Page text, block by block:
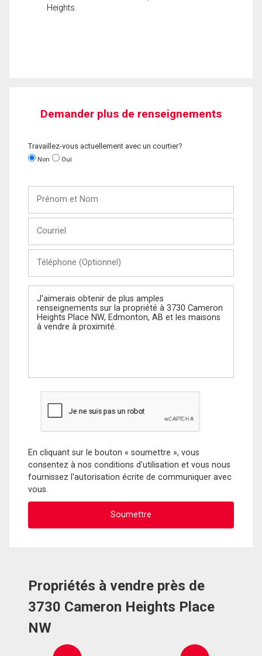
Heights.
Demander plus de renseignements
Travaillez-vous actuellement avec un courtier?
Non Oui
Nom
(Optionnel)
Message
En cliquant sur le bouton « soumettre », vous
consentez à nos conditions d'utilisation et vous nous
fournissez l'autorisation écrite de communiquer avec
vous.
Propriétés à vendre près de
3730 Cameron Heights Place
NW